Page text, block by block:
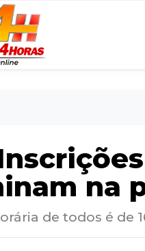
na
de todos é de